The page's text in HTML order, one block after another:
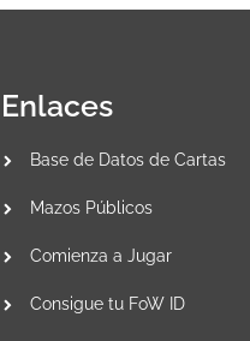
Enlaces
Base de Datos de Cartas
Mazos Públicos
Comienza a Jugar
Consigue tu FoW ID